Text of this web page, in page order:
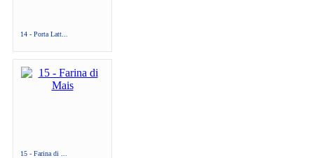
14 - Porta Latt...
15 - Farina di ...